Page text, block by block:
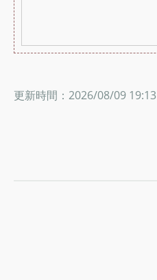
更新時間：2026/08/09 19:13